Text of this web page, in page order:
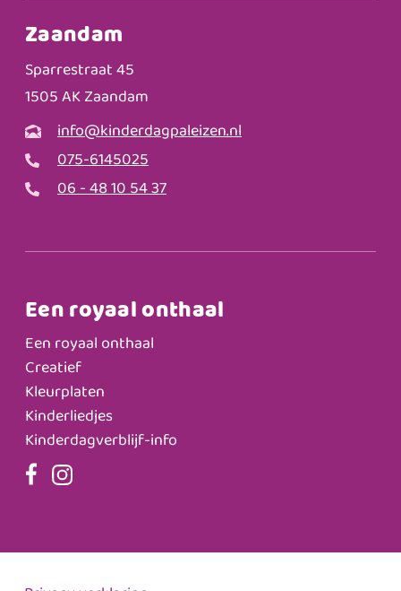
Zaandam
Sparrestraat 45
1505 AK Zaandam
info@kinderdagpaleizen.nl
075-6145025
06 - 48 10 54 37
Een royaal onthaal
Een royaal onthaal
Creatief
Kleurplaten
Kinderliedjes
Kinderdagverblijf-info